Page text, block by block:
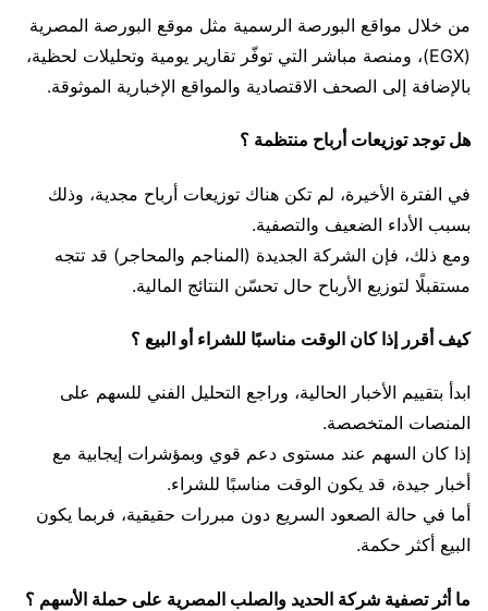
من خلال مواقع البورصة الرسمية مثل موقع البورصة المصرية
(EGX)، ومنصة مباشر التي توفّر تقارير يومية وتحليلات لحظية،
بالإضافة إلى الصحف الاقتصادية والمواقع الإخبارية الموثوقة.
هل توجد توزيعات أرباح منتظمة ؟
في الفترة الأخيرة، لم تكن هناك توزيعات أرباح مجدية، وذلك
بسبب الأداء الضعيف والتصفية.
ومع ذلك، فإن الشركة الجديدة (المناجم والمحاجر) قد تتجه
مستقبلًا لتوزيع الأرباح حال تحسّن النتائج المالية.
كيف أقرر إذا كان الوقت مناسبًا للشراء أو البيع ؟
ابدأ بتقييم الأخبار الحالية، وراجع التحليل الفني للسهم على
المنصات المتخصصة.
إذا كان السهم عند مستوى دعم قوي وبمؤشرات إيجابية مع
أخبار جيدة، قد يكون الوقت مناسبًا للشراء.
أما في حالة الصعود السريع دون مبررات حقيقية، فربما يكون
البيع أكثر حكمة.
ما أثر تصفية شركة الحديد والصلب المصرية على حملة الأسهم ؟